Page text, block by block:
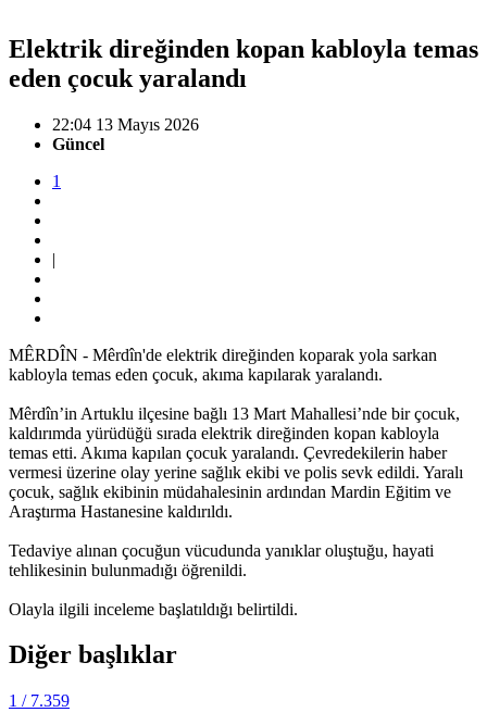
Elektrik direğinden kopan kabloyla temas
eden çocuk yaralandı
22:04 13 Mayıs 2026
Güncel
1
|
MÊRDÎN - Mêrdîn'de elektrik direğinden koparak yola sarkan
kabloyla temas eden çocuk, akıma kapılarak yaralandı.
Mêrdîn’in Artuklu ilçesine bağlı 13 Mart Mahallesi’nde bir çocuk,
kaldırımda yürüdüğü sırada elektrik direğinden kopan kabloyla
temas etti. Akıma kapılan çocuk yaralandı. Çevredekilerin haber
vermesi üzerine olay yerine sağlık ekibi ve polis sevk edildi. Yaralı
çocuk, sağlık ekibinin müdahalesinin ardından Mardin Eğitim ve
Araştırma Hastanesine kaldırıldı.
Tedaviye alınan çocuğun vücudunda yanıklar oluştuğu, hayati
tehlikesinin bulunmadığı öğrenildi.
Olayla ilgili inceleme başlatıldığı belirtildi.
Diğer başlıklar
1 / 7.359